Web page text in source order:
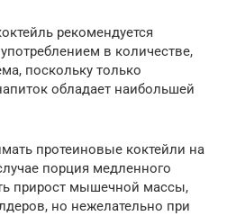
рекомендуется
в количестве,
поскольку только
обладает наибольшей
протеиновые коктейли на
порция медленного
прирост мышечной массы,
но нежелательно при